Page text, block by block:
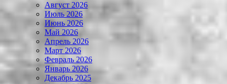
Август 2026
Июль 2026
Июнь 2026
Май 2026
Апрель 2026
Март 2026
Февраль 2026
Январь 2026
Декабрь 2025